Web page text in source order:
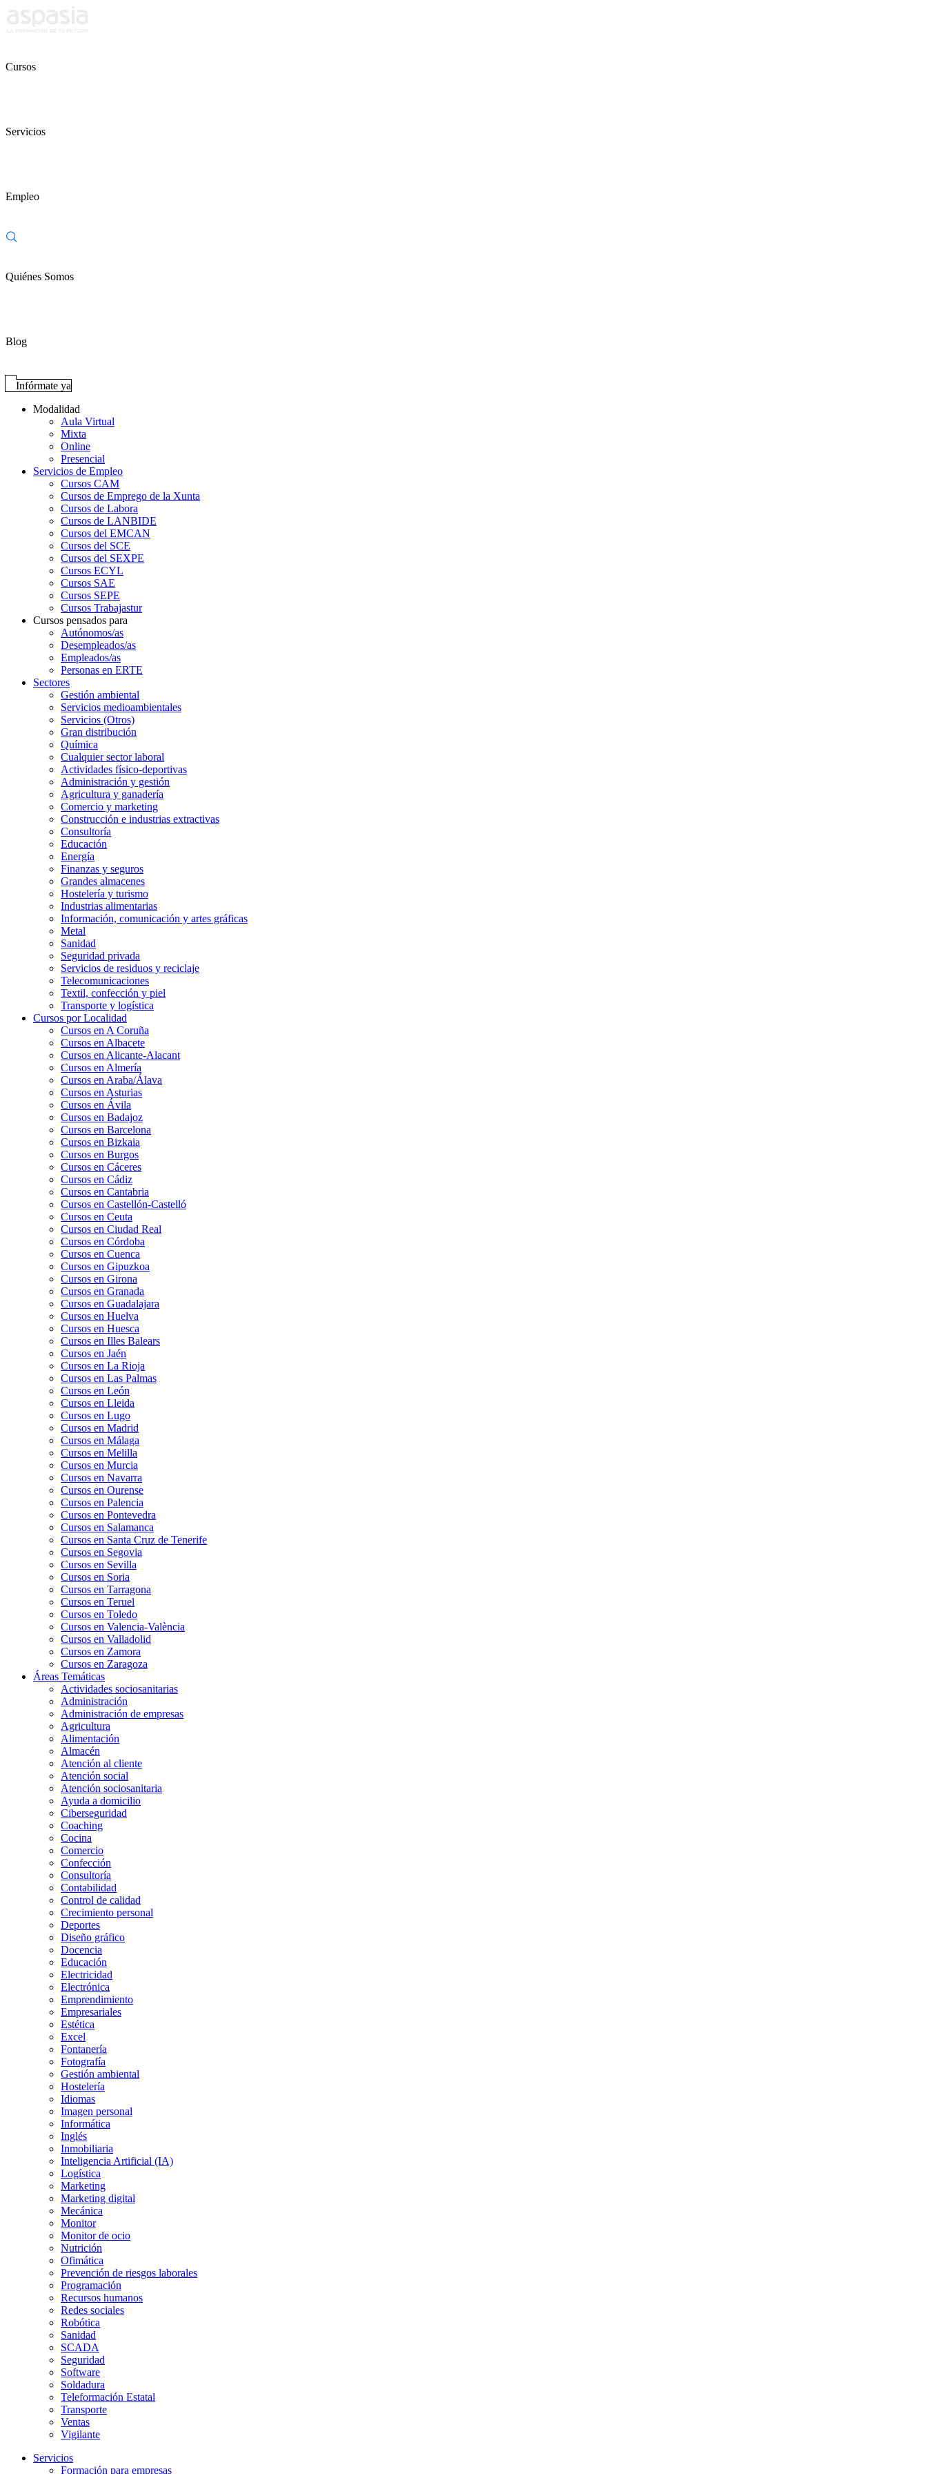
Cursos
Servicios
Empleo
Quiénes Somos
Blog
Infórmate ya
Modalidad
Aula Virtual
Mixta
Online
Presencial
Servicios de Empleo
Cursos CAM
Cursos de Emprego de la Xunta
Cursos de Labora
Cursos de LANBIDE
Cursos del EMCAN
Cursos del SCE
Cursos del SEXPE
Cursos ECYL
Cursos SAE
Cursos SEPE
Cursos Trabajastur
Cursos pensados para
Autónomos/as
Desempleados/as
Empleados/as
Personas en ERTE
Sectores
Gestión ambiental
Servicios medioambientales
Servicios (Otros)
Gran distribución
Química
Cualquier sector laboral
Actividades físico-deportivas
Administración y gestión
Agricultura y ganadería
Comercio y marketing
Construcción e industrias extractivas
Consultoría
Educación
Energía
Finanzas y seguros
Grandes almacenes
Hostelería y turismo
Industrias alimentarias
Información, comunicación y artes gráficas
Metal
Sanidad
Seguridad privada
Servicios de residuos y reciclaje
Telecomunicaciones
Textil, confección y piel
Transporte y logística
Cursos por Localidad
Cursos en A Coruña
Cursos en Albacete
Cursos en Alicante-Alacant
Cursos en Almería
Cursos en Araba/Álava
Cursos en Asturias
Cursos en Ávila
Cursos en Badajoz
Cursos en Barcelona
Cursos en Bizkaia
Cursos en Burgos
Cursos en Cáceres
Cursos en Cádiz
Cursos en Cantabria
Cursos en Castellón-Castelló
Cursos en Ceuta
Cursos en Ciudad Real
Cursos en Córdoba
Cursos en Cuenca
Cursos en Gipuzkoa
Cursos en Girona
Cursos en Granada
Cursos en Guadalajara
Cursos en Huelva
Cursos en Huesca
Cursos en Illes Balears
Cursos en Jaén
Cursos en La Rioja
Cursos en Las Palmas
Cursos en León
Cursos en Lleida
Cursos en Lugo
Cursos en Madrid
Cursos en Málaga
Cursos en Melilla
Cursos en Murcia
Cursos en Navarra
Cursos en Ourense
Cursos en Palencia
Cursos en Pontevedra
Cursos en Salamanca
Cursos en Santa Cruz de Tenerife
Cursos en Segovia
Cursos en Sevilla
Cursos en Soria
Cursos en Tarragona
Cursos en Teruel
Cursos en Toledo
Cursos en Valencia-València
Cursos en Valladolid
Cursos en Zamora
Cursos en Zaragoza
Áreas Temáticas
Actividades sociosanitarias
Administración
Administración de empresas
Agricultura
Alimentación
Almacén
Atención al cliente
Atención social
Atención sociosanitaria
Ayuda a domicilio
Ciberseguridad
Coaching
Cocina
Comercio
Confección
Consultoría
Contabilidad
Control de calidad
Crecimiento personal
Deportes
Diseño gráfico
Docencia
Educación
Electricidad
Electrónica
Emprendimiento
Empresariales
Estética
Excel
Fontanería
Fotografía
Gestión ambiental
Hostelería
Idiomas
Imagen personal
Informática
Inglés
Inmobiliaria
Inteligencia Artificial (IA)
Logística
Marketing
Marketing digital
Mecánica
Monitor
Monitor de ocio
Nutrición
Ofimática
Prevención de riesgos laborales
Programación
Recursos humanos
Redes sociales
Robótica
Sanidad
SCADA
Seguridad
Software
Soldadura
Teleformación Estatal
Transporte
Ventas
Vigilante
Servicios
Formación para empresas